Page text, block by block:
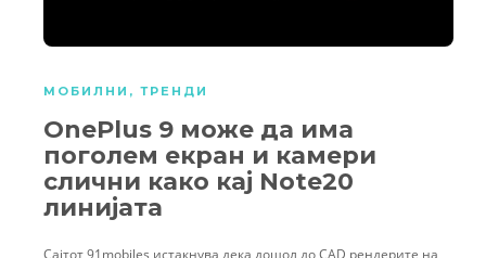
МОБИЛНИ , ТРЕНДИ
OnePlus 9 може да има
поголем екран и камери
слични како кај Note20
линијата